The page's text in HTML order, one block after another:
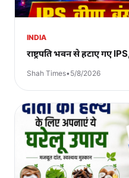
INDIA
राष्ट्रपति भवन से हटाए गए
Shah Times•5/8/2026